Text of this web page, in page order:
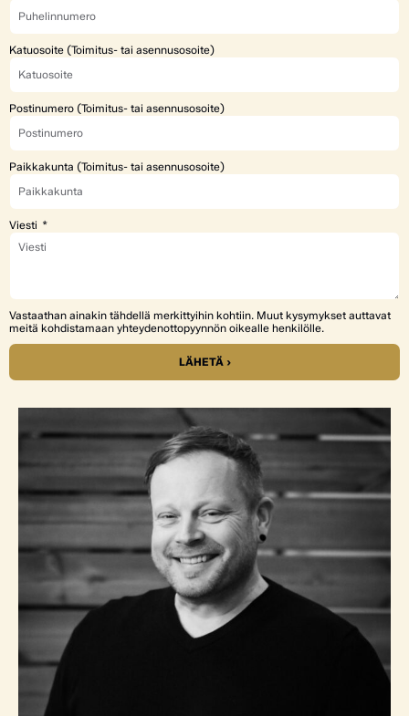
Katuosoite (Toimitus- tai asennusosoite)
Postinumero (Toimitus- tai asennusosoite)
Paikkakunta (Toimitus- tai asennusosoite)
Viesti
Vastaathan ainakin tähdellä merkittyihin kohtiin. Muut kysymykset auttavat
meitä kohdistamaan yhteydenottopyynnön oikealle henkilölle.
LÄHETÄ ›